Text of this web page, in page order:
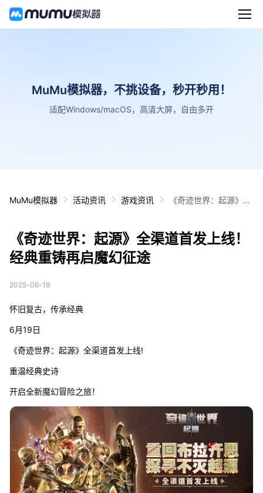
MuMu模拟器，不挑设备，秒开秒用！
适配Windows/macOS，高清大屏，自由多开
MuMu模拟器 活动资讯 游戏资讯
《奇迹世界：起源》全
《奇迹世界：起源》全渠道首发上线！
经典重铸再启魔幻征途
2025-06-19
怀旧复古，传承经典
6月19日
《奇迹世界：起源》全渠道首发上线!
重温经典史诗
开启全新魔幻冒险之旅！